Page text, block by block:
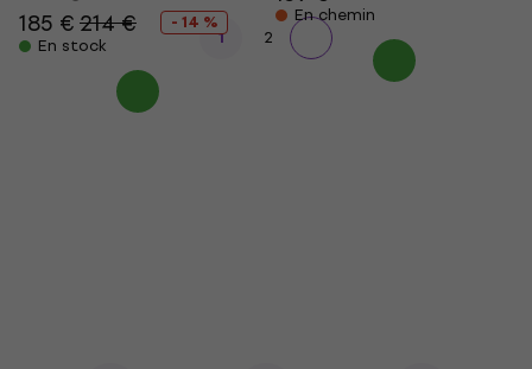
185 €214 €
- 14 %
En stock
En chemin
1 2